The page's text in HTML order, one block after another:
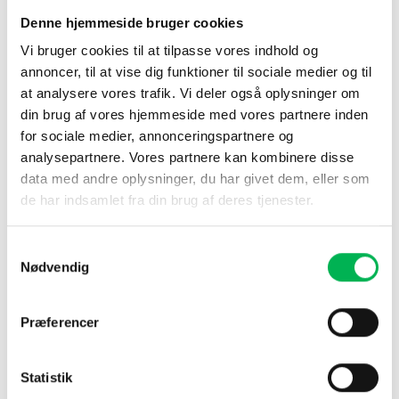
Denne hjemmeside bruger cookies
Vi bruger cookies til at tilpasse vores indhold og
annoncer, til at vise dig funktioner til sociale medier og til
at analysere vores trafik. Vi deler også oplysninger om
din brug af vores hjemmeside med vores partnere inden
for sociale medier, annonceringspartnere og
analysepartnere. Vores partnere kan kombinere disse
data med andre oplysninger, du har givet dem, eller som
de har indsamlet fra din brug af deres tjenester.
Nødvendig
Præferencer
Statistik
Kontroller fangsten en gang om ugen. Hvis der ikke er fangst, kan
insektfangerens placering ændres. Tøm indholdet i afløbet, og
rengør fangeren, inden den bruges igen.
DU KUNNE OGSÅ VÆRE INTERESSERET I…
Insektfangere Limark 20 stk.